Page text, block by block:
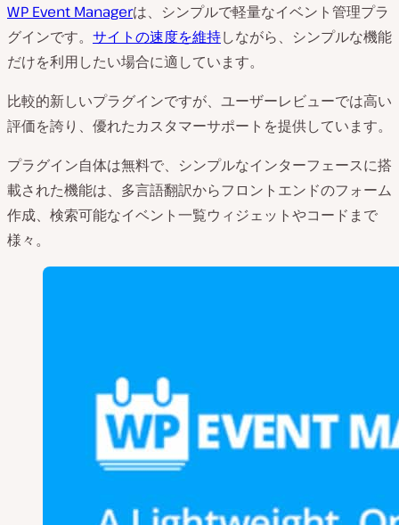
WP Event Managerは、シンプルで軽量なイベント管理プラ
グインです。 サイトの速度を維持しながら、シンプルな機能
だけを利用したい場合に適しています。
比較的新しいプラグインですが、ユーザーレビューでは高い
評価を誇り、優れたカスタマーサポートを提供しています。
プラグイン自体は無料で、シンプルなインターフェースに搭
載された機能は、多言語翻訳からフロントエンドのフォーム
作成、検索可能なイベント一覧ウィジェットやコードまで
様々。